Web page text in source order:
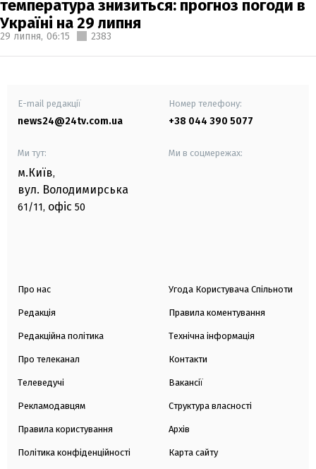
температура знизиться: прогноз погоди в
Україні на 29 липня
29 липня, 06:15 2383
E-mail редакції
news24@24tv.com.ua
Номер телефону:
+38 044 390 5077
Ми тут:
м.Київ,
вул. Володимирська
61/11, офіс 50
Ми в соцмережах:
Про нас
Редакція
Редакційна політика
Про телеканал
Телеведучі
Рекламодавцям
Правила користування
Політика конфіденційності
Угода Користувача Спільноти
Правила коментування
Технічна інформація
Контакти
Вакансії
Структура власності
Архів
Карта сайту